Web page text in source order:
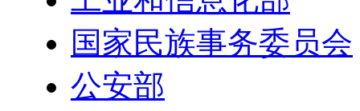
国家民族事务委员会
公安部